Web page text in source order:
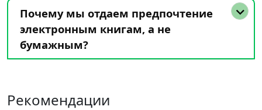
Почему мы отдаем предпочтение
электронным книгам, а не
бумажным?
Рекомендации